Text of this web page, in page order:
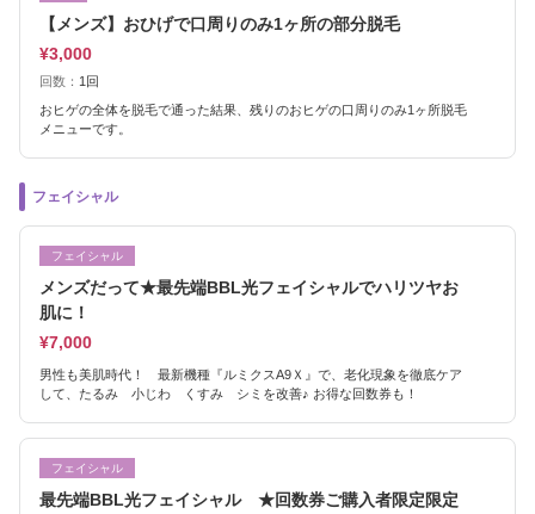
【メンズ】おひげで口周りのみ1ヶ所の部分脱毛
¥3,000
回数： 1回
おヒゲの全体を脱毛で通った結果、残りのおヒゲの口周りのみ1ヶ所脱毛
メニューです。
フェイシャル
フェイシャル
メンズだって★最先端BBL光フェイシャルでハリツヤお
肌に！
¥7,000
男性も美肌時代！ 最新機種『ルミクスA9Ｘ』で、老化現象を徹底ケア
して、たるみ 小じわ くすみ シミを改善♪ お得な回数券も！
フェイシャル
最先端BBL光フェイシャル ★回数券ご購入者限定限定